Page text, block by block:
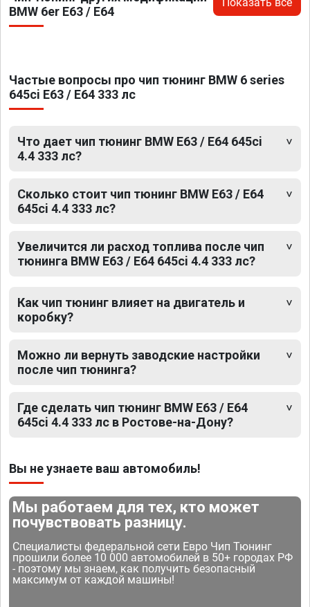
BMW 6er E63 / E64
Частые вопросы про чип тюнинг BMW 6 series
645ci E63 / E64 333 лс
Что дает чип тюнинг BMW E63 / E64 645ci
4.4 333 лс?
Сколько стоит чип тюнинг BMW E63 / E64
645ci 4.4 333 лс?
Увеличится ли расход топлива после чип
тюнинга BMW E63 / E64 645ci 4.4 333 лс?
Как чип тюнинг влияет на двигатель и
коробку?
Можно ли вернуть заводские настройки
после чип тюнинга?
Где сделать чип тюнинг BMW E63 / E64
645ci 4.4 333 лс в Ростове-на-Дону?
Вы не узнаете ваш автомобиль!
Мы работаем для тех, кто может
почувствовать разницу.
Специалисты федеральной сети Евро Чип Тюнинг
прошили более 10 000 автомобилей в 50+ городах РФ
- поэтому мы знаем, как получить безопасный
максимум от каждой машины!